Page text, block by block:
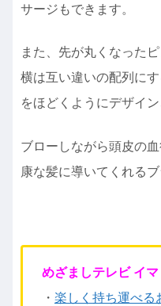
サージもできます。
また、先が丸くなった
横は互い違いの配列に
をほどくようにデザイン
ブローしながら頭皮の
康な髪に導いてくれるブ
めざましテレビ イマ
・ 楽しく持ち運べる